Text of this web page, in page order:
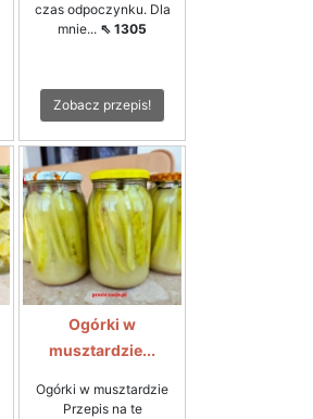
czas odpoczynku. Dla
mnie... ⇖ 1305
Zobacz przepis!
Ogórki w
musztardzie...
Ogórki w musztardzie
Przepis na te